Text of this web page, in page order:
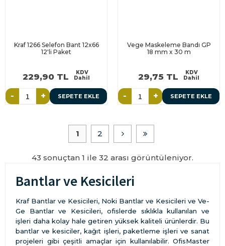
Kraf 1266 Selefon Bant 12x66
12'li Paket
229,90 TL
KDV
Dahil
- + SEPETE EKLE
Vege Maskeleme Bandı GP
18 mm x 30 m
29,75 TL
KDV
Dahil
- + SEPETE EKLE
1 2
43 sonuçtan 1 ile 32 arası görüntüleniyor.
Bantlar ve Kesicileri
Kraf Bantlar ve Kesicileri, Noki Bantlar ve Kesicileri ve Ve-
Ge Bantlar ve Kesicileri, ofislerde sıklıkla kullanılan ve
işleri daha kolay hale getiren yüksek kaliteli ürünlerdir. Bu
bantlar ve kesiciler, kağıt işleri, paketleme işleri ve sanat
projeleri gibi çeşitli amaçlar için kullanılabilir. OfisMaster